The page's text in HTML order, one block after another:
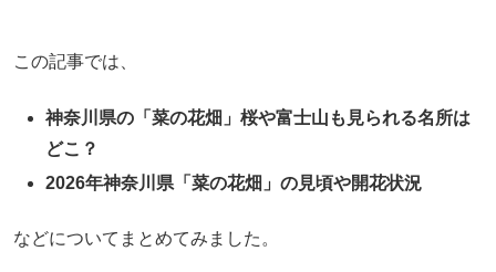
この記事では、
神奈川県の「菜の花畑」桜や富士山も見られる名所は
どこ？
2026年神奈川県「菜の花畑」の見頃や開花状況
などについてまとめてみました。